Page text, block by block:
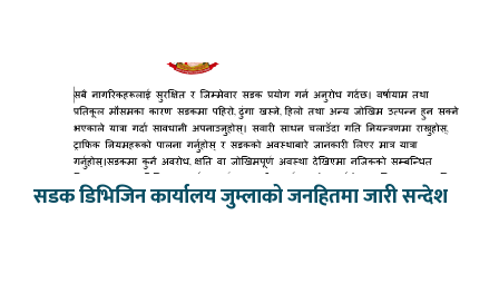
सडक डिभिजिन कार्यालय जुम्लाको जनहितमा जारी सन्देश